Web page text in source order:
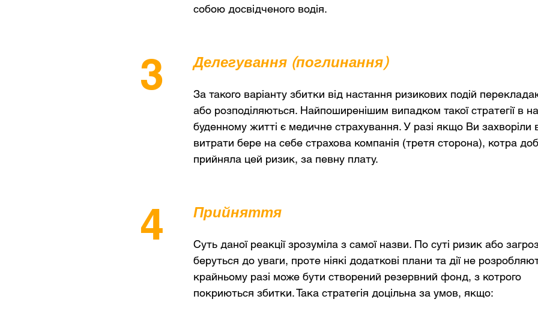
собою досвідченого водія.
3 Делегування (поглинання)
За такого варіанту збитки від настання ризикових подій
або розподіляються. Найпоширенішим випадком такої стратегії в
буденному житті є медичне страхування. У разі якщо Ви захворіли
витрати бере на себе страхова компанія (третя сторона), котра
прийняла цей ризик, за певну плату.
4 Прийняття
Суть даної реакції зрозуміла з самої назви. По суті ризик або
беруться до уваги, проте ніякі додаткові плани та дії не
крайньому разі може бути створений резервний фонд, з котрого
покриються збитки. Така стратегія доцільна за умов, якщо: